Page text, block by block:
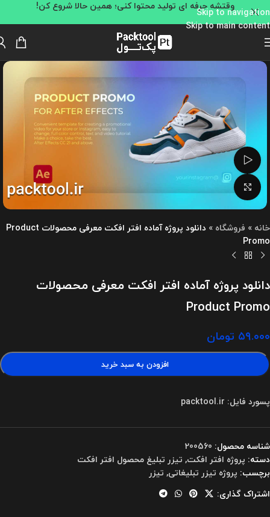
Skip to navigation
Skip to main content
وقتشه حرفه ای تولید محتوا کنی؛ همین حالا شروع کن!
تماشای ویدئو
بزرگنمایی تصویر
خانه » فروشگاه »
دانلود پروژه آماده افتر افکت معرفی محصولات Product
Promo
دانلود پروژه آماده افتر افکت معرفی محصولات
Product Promo
۵۹.۰۰۰ تومان
افزودن به سبد خرید
پسورد فایل: packtool.ir
شناسه محصول: 200560
دسته: پروژه افتر افکت, تیزر تبلیغ محصول افتر افکت
برچسب: پروژه تیزر تبلیغاتی, تیزر
اشتراک گذاری: